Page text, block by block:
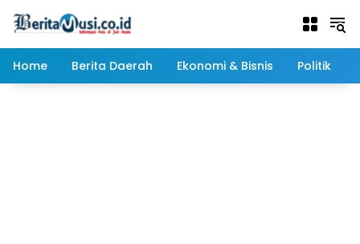
Home
Berita Daerah Ekonomi & Bisnis Politik